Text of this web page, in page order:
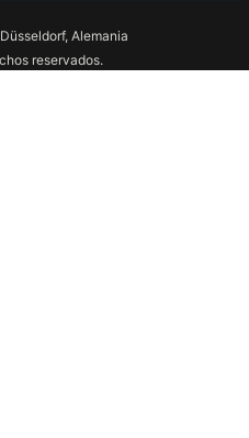
Alemania
reservados.